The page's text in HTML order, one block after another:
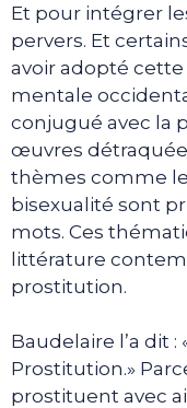
Et pour intégrer
pervers. Et
avoir adopté
mentale
conjugué avec la
œuvres
thèmes comme
bisexualité sont
mots. Ces
littérature
prostitution.
Baudelaire l’a dit :
Prostitution.»
prostituent avec